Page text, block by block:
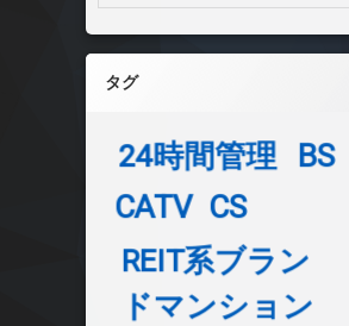
タグ
24時間管理
BS
CATV CS
REIT系ブラン
ドマンション